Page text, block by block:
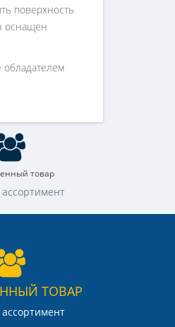
поверхность
оснащен
обладателем
товар
ТОВАР